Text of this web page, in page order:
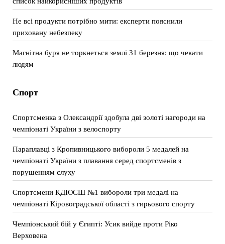
Не всі продукти потрібно мити: експерти пояснили
приховану небезпеку
Магнітна буря не торкнеться землі 31 березня: що чекати
людям
Спорт
Спортсменка з Олександрії здобула дві золоті нагороди на
чемпіонаті України з велоспорту
Параплавці з Кропивницького вибороли 5 медалей на
чемпіонаті України з плавання серед спортсменів з
порушенням слуху
Спортсмени КДЮСШ №1 вибороли три медалі на
чемпіонаті Кіровоградської області з гирьового спорту
Чемпіонський бій у Єгипті: Усик вийде проти Ріко
Верховена